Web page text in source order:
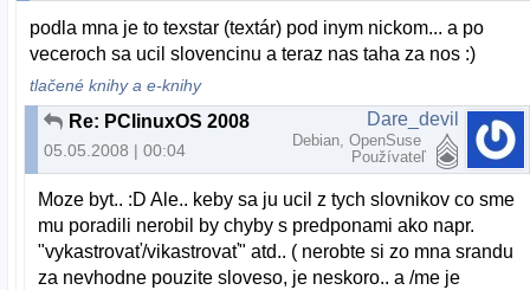
podla mna je to texstar (textár) pod inym nickom... a po
veceroch sa ucil slovencinu a teraz nas taha za nos :)
tlačené knihy a e-knihy
Re: PClinuxOS 2008
05.05.2008 | 00:04
Dare_devil
Debian, OpenSuse
Používateľ
Moze byt.. :D Ale.. keby sa ju ucil z tych slovnikov co sme
mu poradili nerobil by chyby s predponami ako napr.
"vykastrovať/vikastrovať" atd.. ( nerobte si zo mna srandu
za nevhodne pouzite sloveso, je neskoro.. a /me je